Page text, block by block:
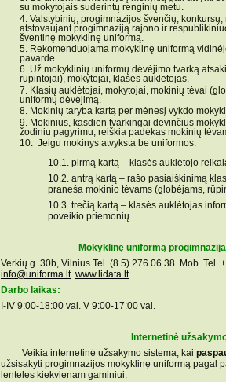
su mokytojais suderintų renginių metu.
Valstybinių, progimnazijos švenčių,
atstovaujant progimnaziją rajono ir
šventinę mokyklinę uniformą.
Rekomenduojama mokyklinę uniformą
pavarde.
Už mokyklinių uniformų dėvėjimo tvarką
rūpintojai), mokytojai, klasės auklėtojas.
Klasių auklėtojai, mokytojai, mokinių tėvai
uniformų dėvėjimą.
Mokinių taryba kartą per mėnesį vykdo
Mokinius, kasdien tvarkingai dėvinčius
žodiniu pagyrimu, reiškia padėkas mokinių
Jeigu mokinys atvyksta be uniformos:
10.1. pirmą kartą – klasės auklėtojo
10.2. antrą kartą – rašo pasiaiškinimą
praneša mokinio tėvams (globėjams,
10.3. trečią kartą – klasės auklėtojas
poveikio priemonių.
Mokyklinę uniformą
Verkių g. 30b, Vilnius Tel. (8 5) 276 06 38 Mob. Tel.
info@uniforma.lt www.lidata.lt
Darbo laikas:
I-IV 9:00-18:00 val. V 9:00-17:00 val.
Internetinė
Veikia internetinė užsakymo sistema, kai
užsisakyti progimnazijos mokyklinę uniformą pagal
lenteles kiekvienam gaminiui.